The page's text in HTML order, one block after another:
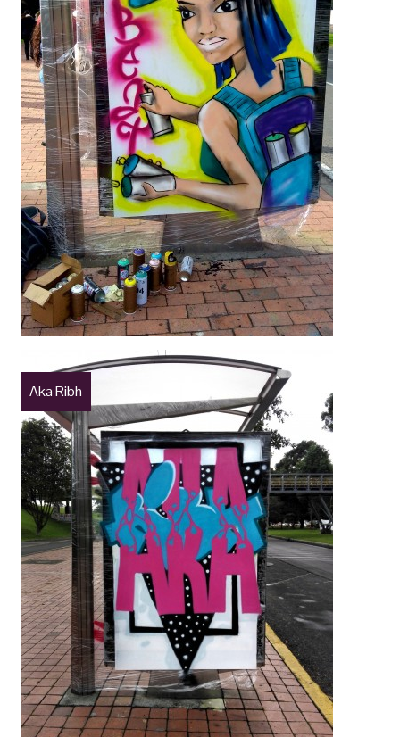
Aka Ribh